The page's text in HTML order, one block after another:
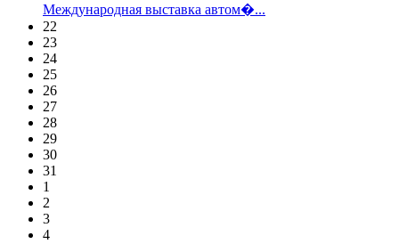
Международная выставка автом�...
22
23
24
25
26
27
28
29
30
31
1
2
3
4